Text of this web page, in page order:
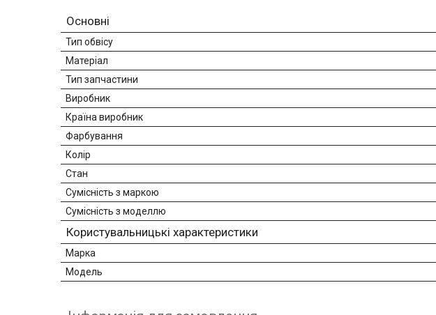
Основні
Тип обвісу
Матеріал
Тип запчастини
Виробник
Країна виробник
Фарбування
Колір
Стан
Сумісність з маркою
Сумісність з моделлю
Користувальницькі характеристики
Марка
Модель